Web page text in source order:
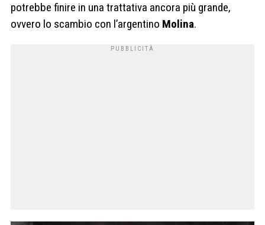
potrebbe finire in una trattativa ancora più grande,
ovvero lo scambio con l’argentino Molina.